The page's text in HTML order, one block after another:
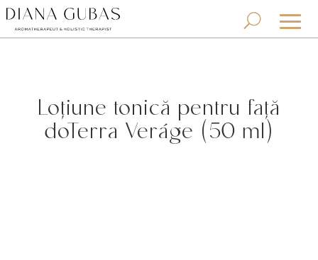
Loțiune tonică pentru față
doTerra Veráge (50 ml)